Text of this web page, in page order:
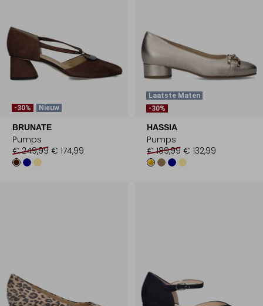
-30% Nieuw
BRUNATE
Pumps
€ 249,99 € 174,99
Laatste Maten
-30%
HASSIA
Pumps
€ 189,99 € 132,99